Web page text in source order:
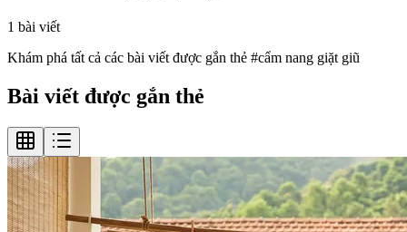
1 bài viết
Khám phá tất cả các bài viết được gắn thẻ #cẩm nang giặt giũ
Bài viết được gắn thẻ